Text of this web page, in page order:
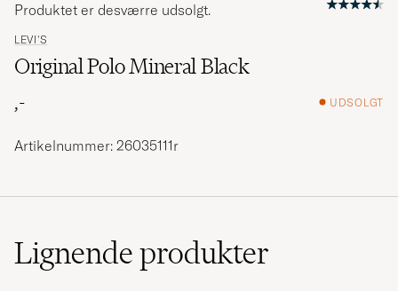
LEVI'S
Original Polo Mineral Black
,-
UDSOLGT
Produktet er desværre udsolgt.
Artikelnummer: 26035111r
Lignendeprodukter